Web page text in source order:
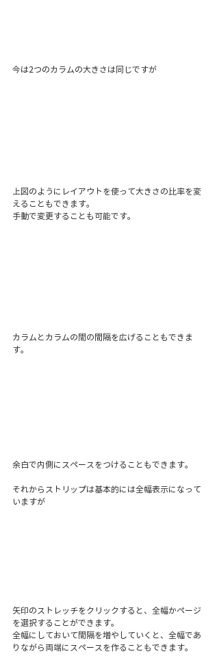
今は2つのカラムの大きさは同じですが
上図のようにレイアウトを使って大きさの比率を変
えることもできます。
手動で変更することも可能です。
カラムとカラムの間の間隔を広げることもできま
す。
余白で内側にスペースをつけることもできます。
それからストリップは基本的には全幅表示になって
いますが
矢印のストレッチをクリックすると、全幅かページ
を選択することができます。
全幅にしておいて間隔を増やしていくと、全幅であ
りながら両端にスペースを作ることもできます。